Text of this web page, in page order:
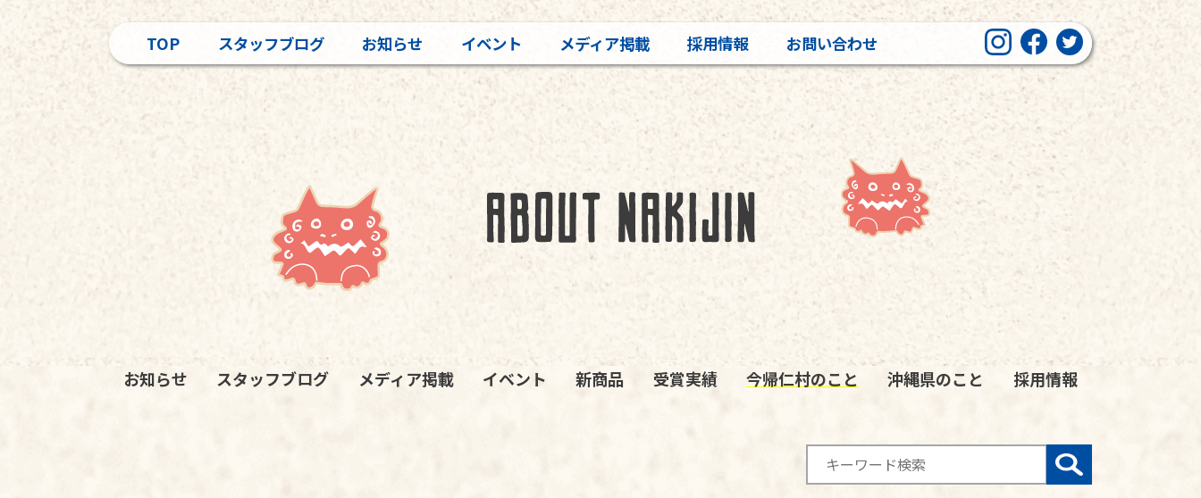
TOP スタッフブログ お知らせ イベント メディア掲載 採用情報 お問い合わせ
お知らせ スタッフブログ メディア掲載 イベント 新商品 受賞実績 今帰仁村のこと 沖縄県のこと 採用情報